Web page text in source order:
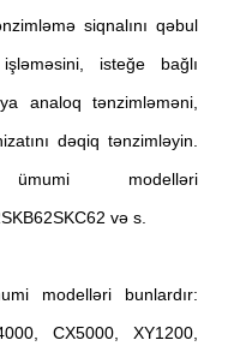
siqnalını qəbul
isteğe bağlı
analoq tənzimləməni,
dəqiq tənzimləyin.
modelləri
və s.
modelləri bunlardır:
CX5000, XY1200,